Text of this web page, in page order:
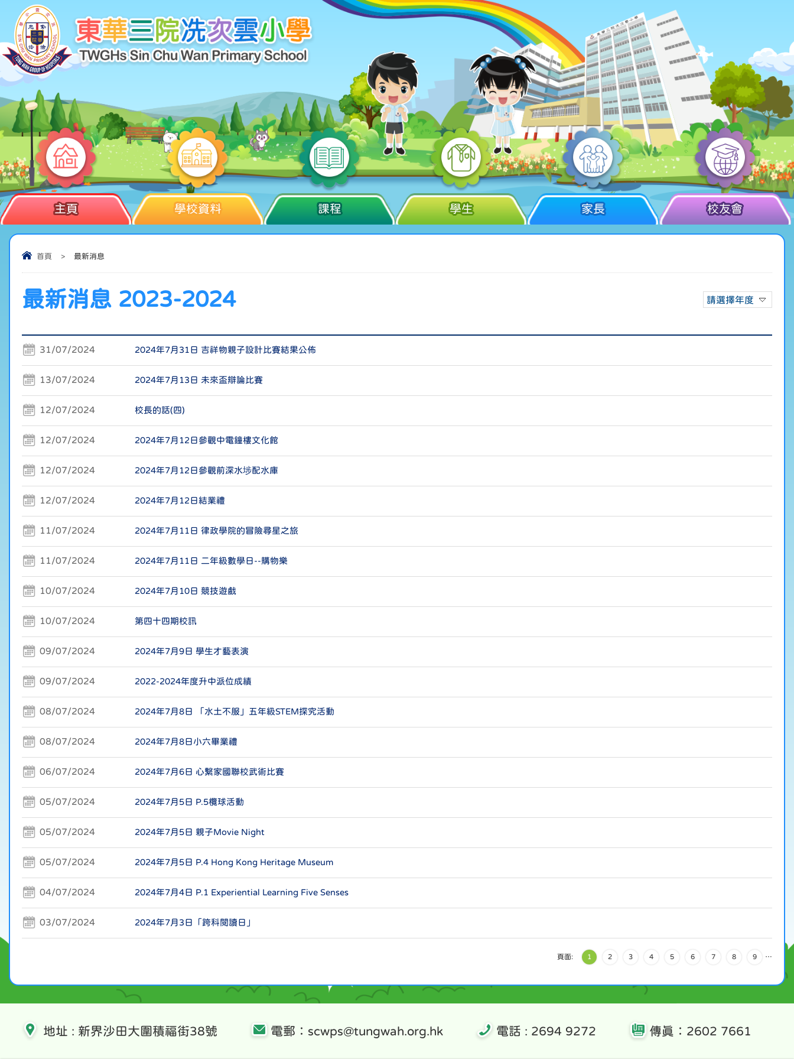
主頁 學校資料 課程 學生 家長 校友會
首頁 > 最新消息
最新消息 2023-2024 請選擇年度
31/07/2024 2024年7月31日 吉祥物親子設計比賽結果公佈
13/07/2024 2024年7月13日 未來盃辯論比賽
12/07/2024 校長的話(四)
12/07/2024 2024年7月12日參觀中電鐘樓文化館
12/07/2024 2024年7月12日參觀前深水埗配水庫
12/07/2024 2024年7月12日結業禮
11/07/2024 2024年7月11日 律政學院的冒險尋星之旅
11/07/2024 2024年7月11日 二年級數學日--購物樂
10/07/2024 2024年7月10日 競技遊戲
10/07/2024 第四十四期校訊
09/07/2024 2024年7月9日 學生才藝表演
09/07/2024 2022-2024年度升中派位成績
08/07/2024 2024年7月8日 「水土不服」五年級STEM探究活動
08/07/2024 2024年7月8日小六畢業禮
06/07/2024 2024年7月6日 心繫家國聯校武術比賽
05/07/2024 2024年7月5日 P.5欖球活動
05/07/2024 2024年7月5日 親子Movie Night
05/07/2024 2024年7月5日 P.4 Hong Kong Heritage Museum
04/07/2024 2024年7月4日 P.1 Experiential Learning Five Senses
03/07/2024 2024年7月3日「跨科閱讀日」
頁面: 1 2 3 4 5 6 7 8 9 …
地址 : 新界沙田大圍積福街38號 電郵：scwps@tungwah.org.hk 電話 : 2694 9272 傳真：2602 7661